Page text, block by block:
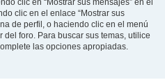
clic en “Mostrar sus mensajes” en el
clic en el enlace “Mostrar sus
de perfil, o haciendo clic en el menú
del foro. Para buscar sus temas, utilice
las opciones apropiadas.